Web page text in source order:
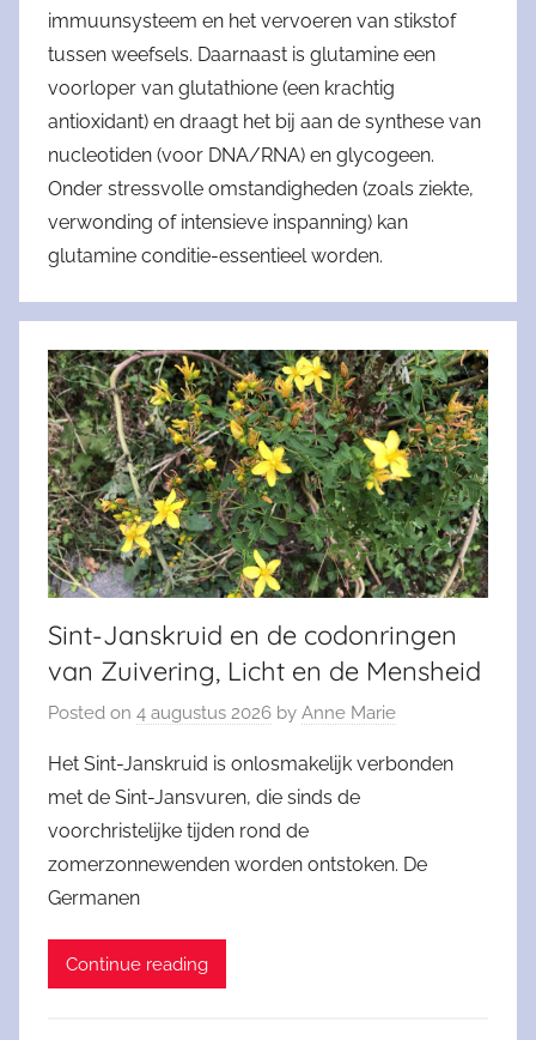
immuunsysteem en het vervoeren van stikstof
tussen weefsels. Daarnaast is glutamine een
voorloper van glutathione (een krachtig
antioxidant) en draagt het bij aan de synthese van
nucleotiden (voor DNA/RNA) en glycogeen.
Onder stressvolle omstandigheden (zoals ziekte,
verwonding of intensieve inspanning) kan
glutamine conditie-essentieel worden.
Sint-Janskruid en de codonringen
van Zuivering, Licht en de Mensheid
Posted on 4 augustus 2026 by Anne Marie
Het Sint-Janskruid is onlosmakelijk verbonden
met de Sint-Jansvuren, die sinds de
voorchristelijke tijden rond de
zomerzonnewenden worden ontstoken. De
Germanen
Continue reading